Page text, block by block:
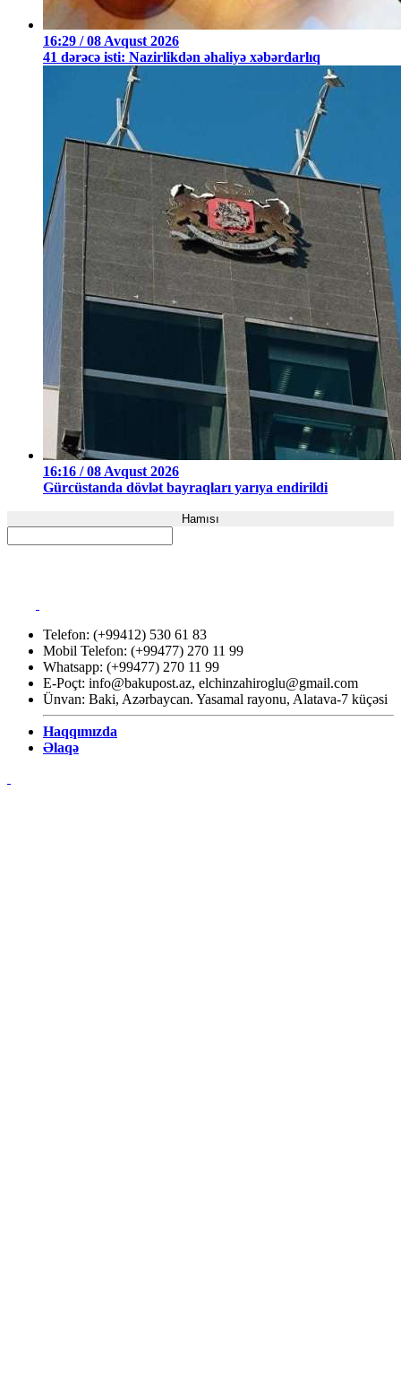
16:29 / 08 Avqust 2026
41 dərəcə isti: Nazirlikdən əhaliyə xəbərdarlıq
16:16 / 08 Avqust 2026
Gürcüstanda dövlət bayraqları yarıya endirildi
Hamısı
Telefon: (+99412) 530 61 83
Mobil Telefon: (+99477) 270 11 99
Whatsapp: (+99477) 270 11 99
E-Poçt: info@bakupost.az, elchinzahiroglu@gmail.com
Ünvan: Baki, Azərbaycan. Yasamal rayonu, Alatava-7 küçəsi
Haqqımızda
Əlaqə